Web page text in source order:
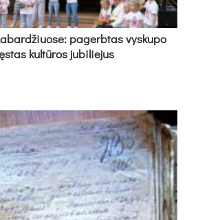
pa­gerb­tas vys­ku­po
kul­tū­ros ju­bi­lie­jus